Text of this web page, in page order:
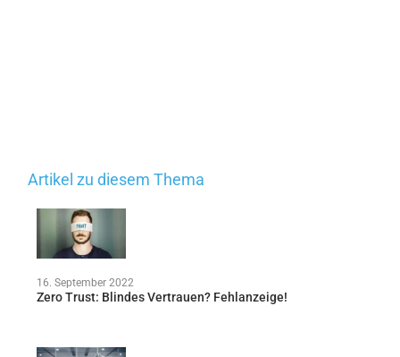
Artikel zu diesem Thema
16. September 2022
Zero Trust: Blindes Vertrauen? Fehlanzeige!